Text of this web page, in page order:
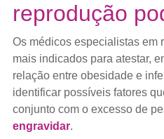
reprodução
Os médicos especialistas em
mais indicados para atestar,
relação entre obesidade e
identificar possíveis fatores
conjunto com o excesso de
engravidar.